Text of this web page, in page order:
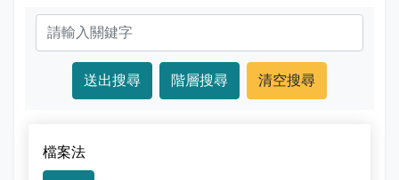
土地增值稅
使用牌照稅
申辦進度查詢及補件
線上查詢與試算
網路申報
節稅健檢
客服諮詢
多元繳稅管道
公告資訊
財稅新聞
公告訊息
創新便民服務措施
本局沿革
檔案法